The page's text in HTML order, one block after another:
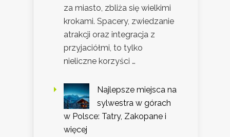
za miasto, zbliża się wielkimi
krokami. Spacery, zwiedzanie
atrakcji oraz integracja z
przyjaciółmi, to tylko
nieliczne korzyści …
Najlepsze miejsca na
sylwestra w górach
w Polsce: Tatry, Zakopane i
więcej